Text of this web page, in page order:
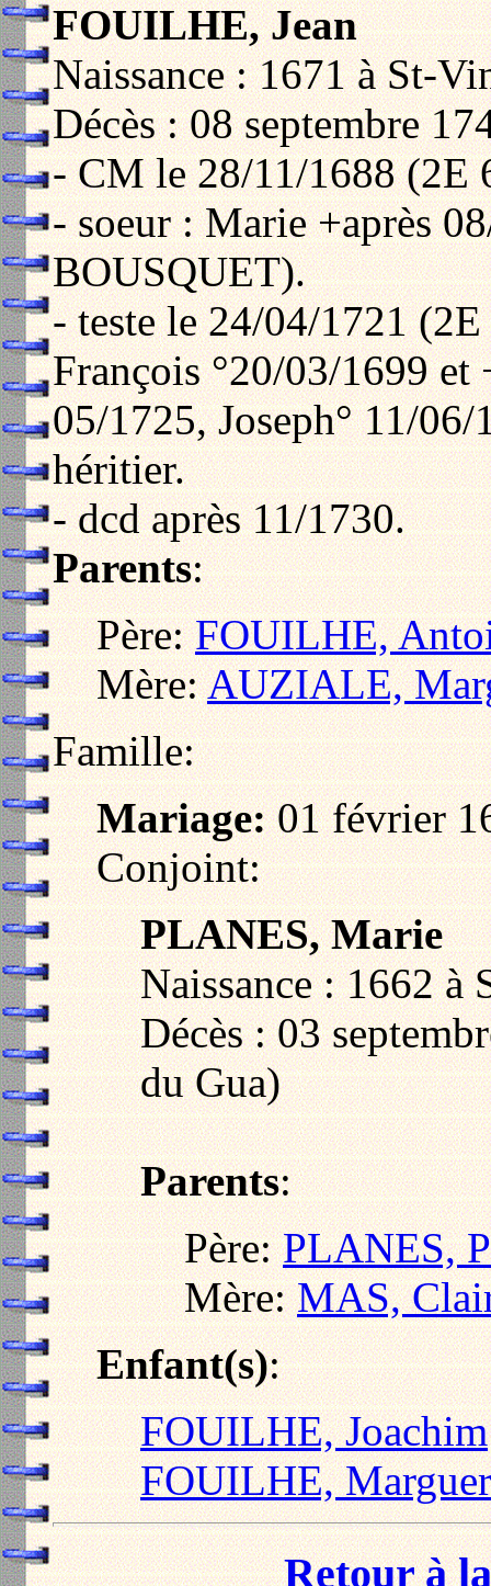
FOUILHE, Jean
Naissance : 1671 à St-
Décès : 08 septembre
- CM le 28/11/1688 (2E
- soeur : Marie +après
BOUSQUET).
- teste le 24/04/1721
François °20/03/1699 et
05/1725, Joseph° 11/
héritier.
- dcd après 11/1730.
Parents:
Père:FOUILHE,
Mère:AUZIALE,
Famille:
Mariage:01 février
Conjoint:
PLANES, Marie
Naissance : 1662
Décès : 03
du Gua)
Parents:
Père:PLANES,
Mère:MAS,
Enfant(s):
FOUILHE, Joachim
FOUILHE,
Retour à